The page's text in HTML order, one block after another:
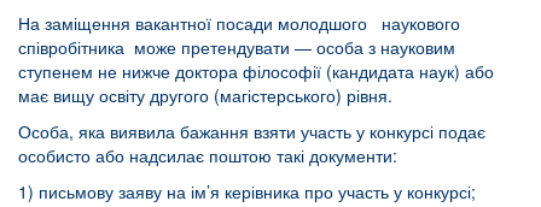
На заміщення вакантної посади молодшого наукового
співробітника може претендувати — особа з науковим
ступенем не нижче доктора філософії (кандидата наук) або
має вищу освіту другого (магістерського) рівня.
Особа, яка виявила бажання взяти участь у конкурсі подає
особисто або надсилає поштою такі документи:
1) письмову заяву на ім’я керівника про участь у конкурсі;